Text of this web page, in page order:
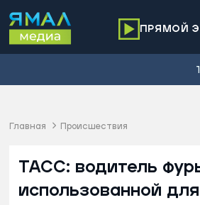
ПРЯМОЙ
Главная Происшествия
ТАСС: водитель
использованной